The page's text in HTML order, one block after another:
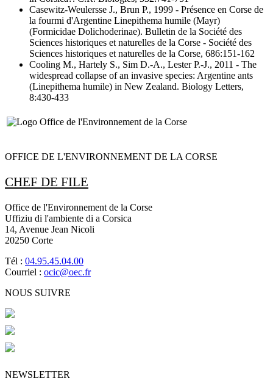
Casewitz-Weulersse J., Brun P., 1999 - Présence en Corse de
la fourmi d'Argentine Linepithema humile (Mayr)
(Formicidae Dolichoderinae). Bulletin de la Société des
Sciences historiques et naturelles de la Corse - Société des
Sciences historiques et naturelles de la Corse, 686:151-162
Cooling M., Hartely S., Sim D.-A., Lester P.-J., 2011 - The
widespread collapse of an invasive species: Argentine ants
(Linepithema humile) in New Zealand. Biology Letters,
8:430-433
OFFICE DE L'ENVIRONNEMENT DE LA CORSE
CHEF DE FILE
Office de l'Environnement de la Corse
Uffiziu di l'ambiente di a Corsica
14, Avenue Jean Nicoli
20250 Corte
Tél : 04.95.45.04.00
Courriel : ocic@oec.fr
NOUS SUIVRE
NEWSLETTER